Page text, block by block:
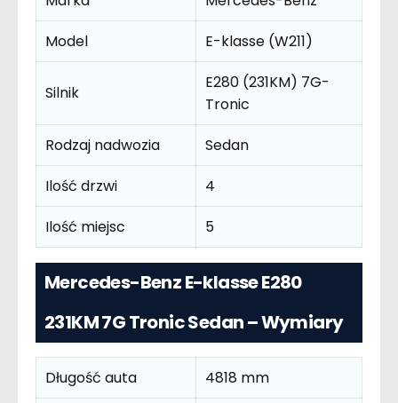
Model
E-klasse (W211)
Silnik
E280 (231KM) 7G-
Tronic
Rodzaj nadwozia
Sedan
Ilość drzwi
4
Ilość miejsc
5
Mercedes-Benz E-klasse E280
231KM 7G Tronic Sedan – Wymiary
Długość auta
4818 mm